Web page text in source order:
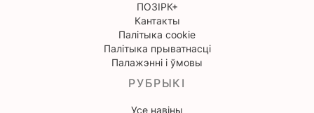
ПОЗІРК+
Кантакты
Палітыка cookie
Палітыка прыватнасці
Палажэнні і ўмовы
РУБРЫКІ
Усе навіны